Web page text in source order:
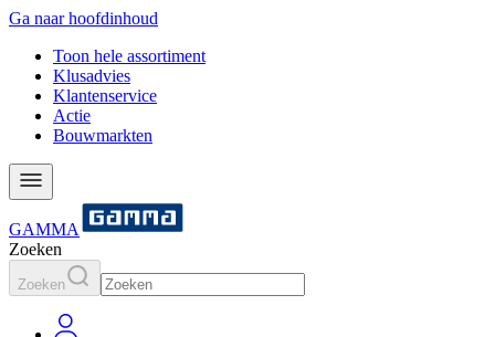
Ga naar hoofdinhoud
Toon hele assortiment
Klusadvies
Klantenservice
Actie
Bouwmarkten
GAMMA
Zoeken
Zoeken